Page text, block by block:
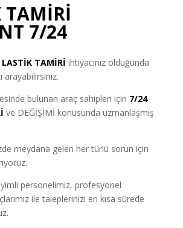
TAMİRİ
7/24
LASTİK TAMİRİ ihtiyacınız olduğunda
arayabilirsiniz.
bulunan araç sahipleri için 7/24
ve DEĞİŞİMİ konusunda uzmanlaşmış
meydana gelen her türlü sorun için
personelimiz, profesyonel
ile taleplerinizi en kısa sürede